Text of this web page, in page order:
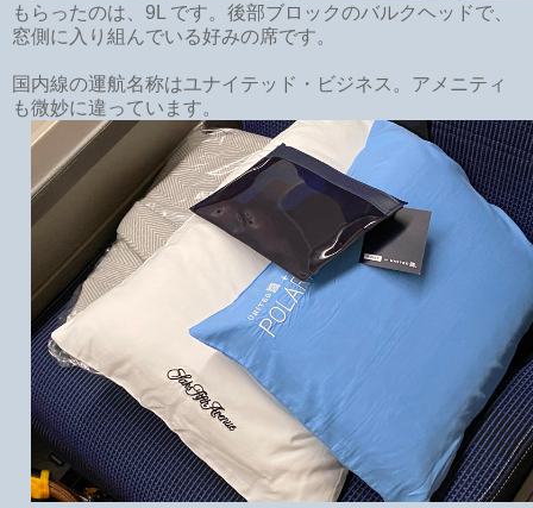
もらったのは、9L です。後部ブロックのバルクヘッドで、
窓側に入り組んでいる好みの席です。
国内線の運航名称はユナイテッド・ビジネス。アメニティ
も微妙に違っています。